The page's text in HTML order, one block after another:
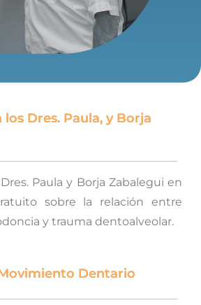
Dres. Paula, y Borja
Paula y Borja Zabalegui en
sobre la relación entre
y trauma dentoalveolar.
Dentario